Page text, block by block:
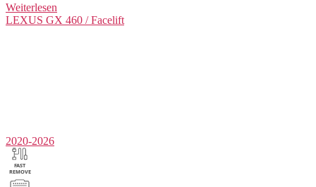
Weiterlesen
LEXUS GX 460 / Facelift
2020-2026